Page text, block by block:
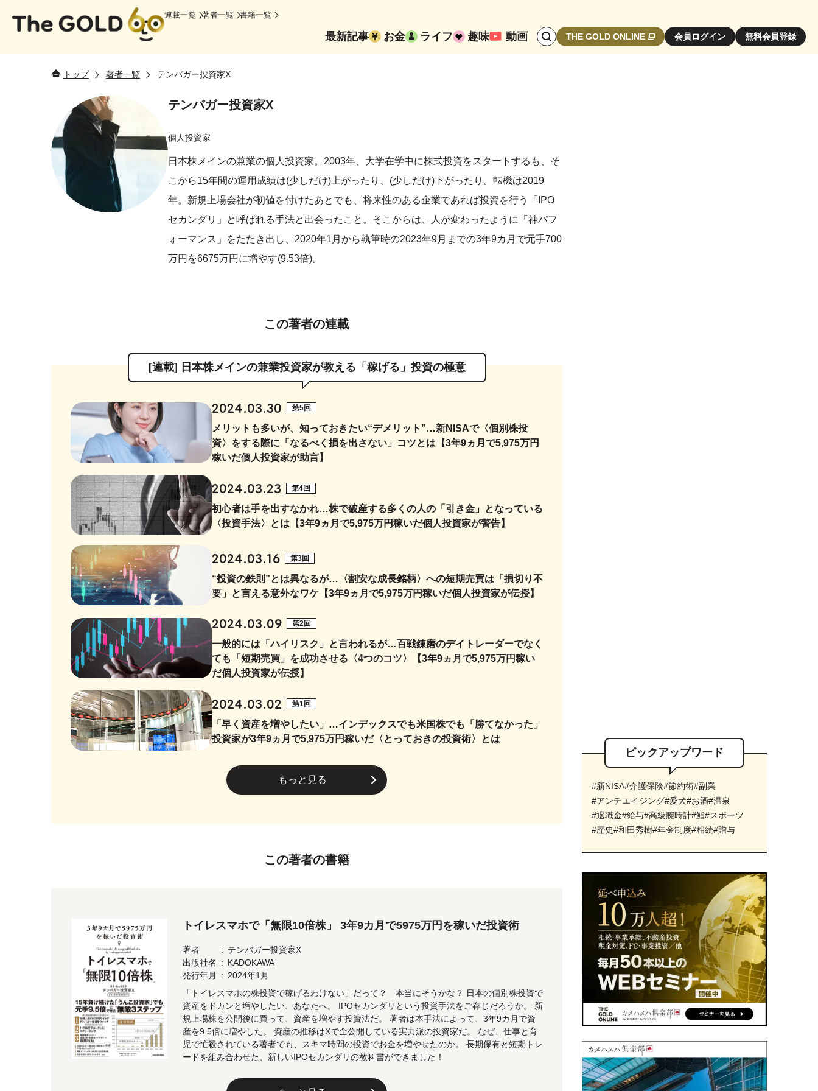
最新記事 お金 ライフ 趣味 動画
検
索
ン
THE GOLD ONLINE 会員ログイン 無料会員登録
連載一覧 著者一覧 書籍一覧
トップ 著者一覧 テンバガー投資家X
テンバガー投資家X
個人投資家
日本株メインの兼業の個人投資家。2003年、大学在学中に株式投資をスタートするも、そ
こから15年間の運用成績は(少しだけ)上がったり、(少しだけ)下がったり。転機は2019
年。新規上場会社が初値を付けたあとでも、将来性のある企業であれば投資を行う「IPO
セカンダリ」と呼ばれる手法と出会ったこと。そこからは、人が変わったように「神パフ
ォーマンス」をたたき出し、2020年1月から執筆時の2023年9月までの3年9カ月で元手700
万円を6675万円に増やす(9.53倍)。
この著者の連載
[連載] 日本株メインの兼業投資家が教える「稼げる」投資の極意
2024.03.30 第5回
メリットも多いが、知っておきたい“デメリット”…新NISAで〈個別株投
資〉をする際に「なるべく損を出さない」コツとは【3年9ヵ月で5,975万円
稼いだ個人投資家が助言】
2024.03.23 第4回
初心者は手を出すなかれ…株で破産する多くの人の「引き金」となっている
〈投資手法〉とは【3年9ヵ月で5,975万円稼いだ個人投資家が警告】
2024.03.16 第3回
“投資の鉄則”とは異なるが…〈割安な成長銘柄〉への短期売買は「損切り不
要」と言える意外なワケ【3年9ヵ月で5,975万円稼いだ個人投資家が伝授】
2024.03.09 第2回
一般的には「ハイリスク」と言われるが…百戦錬磨のデイトレーダーでなく
ても「短期売買」を成功させる〈4つのコツ〉【3年9ヵ月で5,975万円稼い
だ個人投資家が伝授】
2024.03.02 第1回
「早く資産を増やしたい」…インデックスでも米国株でも「勝てなかった」
投資家が3年9ヵ月で5,975万円稼いだ〈とっておきの投資術〉とは
もっと見る
この著者の書籍
トイレスマホで「無限10倍株」 3年9カ月で5975万円を稼いだ投資術
著者
テンバガー投資家X
出版社名
KADOKAWA
発行年月
2024年1月
「トイレスマホの株投資で稼げるわけない」だって？ 本当にそうかな？ 日本の個別株投資で
資産をドカンと増やしたい、あなたへ。 IPOセカンダリという投資手法をご存じだろうか。 新
規上場株を公開後に買って、資産を増やす投資法だ。 著者は本手法によって、3年9カ月で資
産を9.5倍に増やした。 資産の推移はXで全公開している実力派の投資家だ。 なぜ、仕事と育
児で忙殺されている著者でも、スキマ時間の投資でお金を増やせたのか。 長期保有と短期トレ
ードを組み合わせた、新しいIPOセカンダリの教科書ができました！
ピックアップワード
#新NISA#介護保険#節約術#副業
#アンチエイジング#愛犬#お酒#温泉
#退職金#給与#高級腕時計#鮨#スポーツ
#歴史#和田秀樹#年金制度#相続#贈与